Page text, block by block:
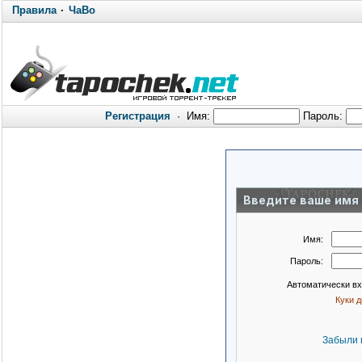
Правила· ЧаВо
Регистрация · Имя: Пароль:
Введите ваше имя
Имя:
Пароль:
Автоматически
Куки
Забыли